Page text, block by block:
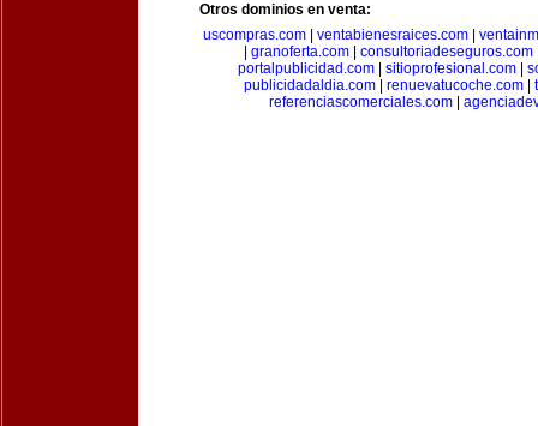
Otros dominios en venta:
uscompras.com| ventabienesraices.com|
granoferta.com| consultoriadeseguros.com
portalpublicidad.com
sitioprofesional.com
publicidadaldia.com| renuevatucoche.com|
referenciascomerciales.com